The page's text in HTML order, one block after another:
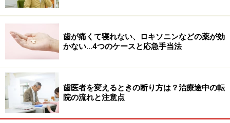
CAD/CAM冠の特徴……金属アレルギーの有
無、保険適用後の価格など
実際にCAD/CAM冠治療を行って気がついたことをまとめ
てみます。
■色
自費治療で行われるセラミック冠に比べると、単調な色
歯が痛くて寝れない、ロキソニンなどの薬が効
かない…4つのケースと応急手当法
歯医者を変えるときの断り方は？治療途中の転
院の流れと注意点